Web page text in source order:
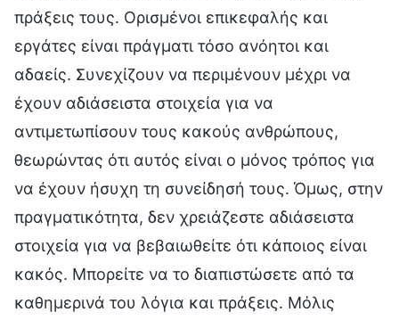
πράξεις τους. Ορισμένοι επικεφαλής και
εργάτες είναι πράγματι τόσο ανόητοι και
αδαείς. Συνεχίζουν να περιμένουν μέχρι να
έχουν αδιάσειστα στοιχεία για να
αντιμετωπίσουν τους κακούς ανθρώπους,
θεωρώντας ότι αυτός είναι ο μόνος τρόπος για
να έχουν ήσυχη τη συνείδησή τους. Όμως, στην
πραγματικότητα, δεν χρειάζεστε αδιάσειστα
στοιχεία για να βεβαιωθείτε ότι κάποιος είναι
κακός. Μπορείτε να το διαπιστώσετε από τα
καθημερινά του λόγια και πράξεις. Μόλις